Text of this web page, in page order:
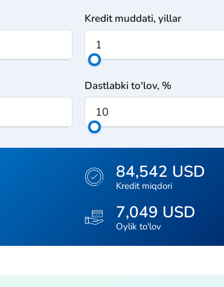
Kredit muddati, yillar
Dastlabki to'lov, %
84,542 USD
Kredit miqdori
7,049 USD
Oylik to'lov